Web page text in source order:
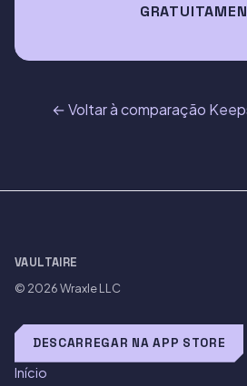
← Voltar à comparação
VAULTAIRE
© 2026Wraxle LLC
DESCARREGAR NA APP STORE
Início